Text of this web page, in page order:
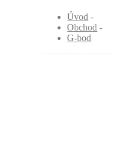
Úvod -
Obchod -
G-bod